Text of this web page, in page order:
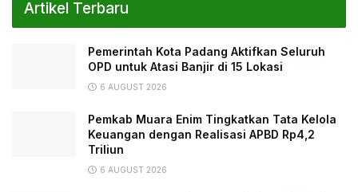
Artikel Terbaru
Pemerintah Kota Padang Aktifkan Seluruh
OPD untuk Atasi Banjir di 15 Lokasi
6 AUGUST 2026
Pemkab Muara Enim Tingkatkan Tata Kelola
Keuangan dengan Realisasi APBD Rp4,2
Triliun
6 AUGUST 2026